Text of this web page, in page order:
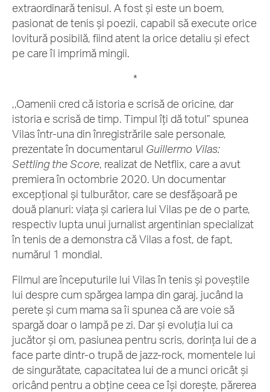
extraordinară tenisul. A fost și este un boem,
pasionat de tenis și poezii, capabil să execute orice
lovitură posibilă, fiind atent la orice detaliu și efect
pe care îl imprimă mingii.
*
,,Oamenii cred că istoria e scrisă de oricine, dar
istoria e scrisă de timp. Timpul îți dă totul” spunea
Vilas într-una din înregistrările sale personale,
prezentate în documentarul Guillermo Vilas:
Settling the Score, realizat de Netflix, care a avut
premiera în octombrie 2020. Un documentar
excepțional și tulburător, care se desfășoară pe
două planuri: viața și cariera lui Vilas pe de o parte,
respectiv lupta unui jurnalist argentinian specializat
în tenis de a demonstra că Vilas a fost, de fapt,
numărul 1 mondial.
Filmul are începuturile lui Vilas în tenis și poveștile
lui despre cum spărgea lampa din garaj, jucând la
perete și cum mama sa îi spunea că are voie să
spargă doar o lampă pe zi. Dar și evoluția lui ca
jucător și om, pasiunea pentru scris, dorința lui de a
face parte dintr-o trupă de jazz-rock, momentele lui
de singurătate, capacitatea lui de a munci oricât și
oricând pentru a obține ceea ce își dorește, părerea